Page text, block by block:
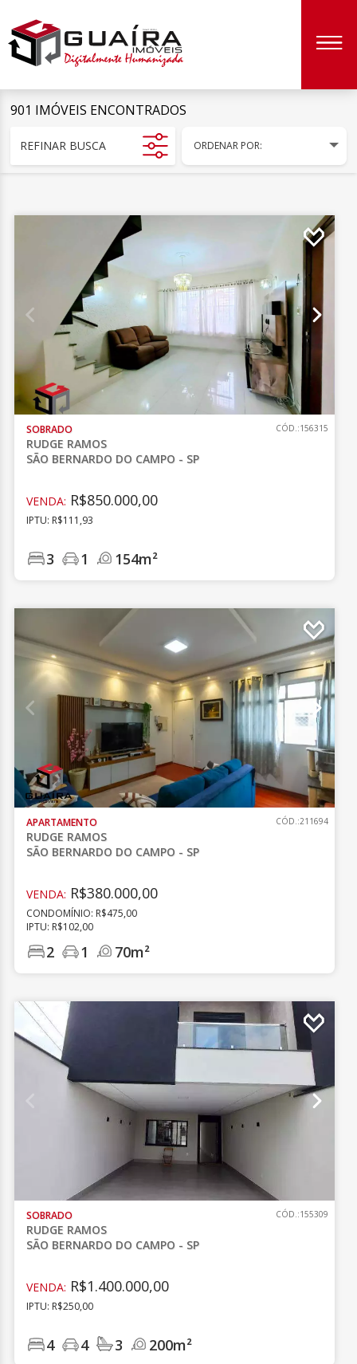
901 IMÓVEIS ENCONTRADOS
REFINAR BUSCA ORDENAR POR:
SOBRADO
RUDGE RAMOS
SÃO BERNARDO DO CAMPO - SP
CÓD.:156315
VENDA: R$850.000,00
IPTU: R$111,93
3 1 154m²
APARTAMENTO
RUDGE RAMOS
SÃO BERNARDO DO CAMPO - SP
CÓD.:211694
VENDA: R$380.000,00
CONDOMÍNIO: R$475,00
IPTU: R$102,00
2 1 70m²
SOBRADO
RUDGE RAMOS
SÃO BERNARDO DO CAMPO - SP
CÓD.:155309
VENDA: R$1.400.000,00
IPTU: R$250,00
4 4 3 200m²